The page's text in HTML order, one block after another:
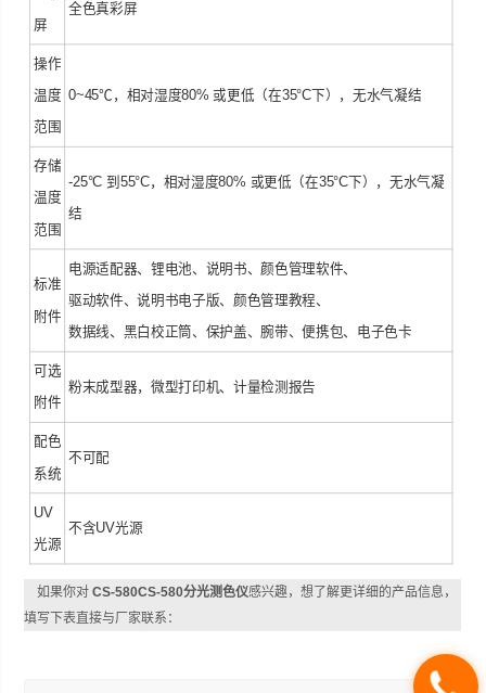
屏
全色真彩屏
操作
温度
范围
0~45℃，相对湿度80% 或更低（在35°C下），无水气凝结
存储
温度
范围
-25°C 到55°C，相对湿度80% 或更低（在35°C下），无水气凝
结
标准
附件
电源适配器、锂电池、说明书、颜色管理软件、
驱动软件、说明书电子版、颜色管理教程、
数据线、黑白校正筒、保护盖、腕带、便携包、电子色卡
可选
附件
粉末成型器，微型打印机、计量检测报告
配色
系统
不可配
UV
光源
不含UV光源
如果你对CS-580CS-580分光测色仪感兴趣，想了解更详细的产品信息，
填写下表直接与厂家联系：